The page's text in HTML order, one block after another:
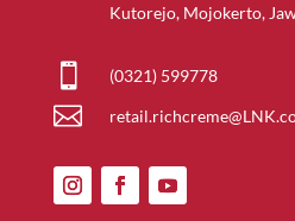
Kutorejo, Mojokerto,
 (0321) 599778
